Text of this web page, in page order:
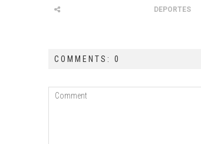
DEPORTES
COMMENTS: 0